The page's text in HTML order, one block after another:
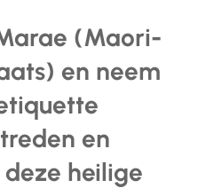
(Maori-
en neem
en
heilige